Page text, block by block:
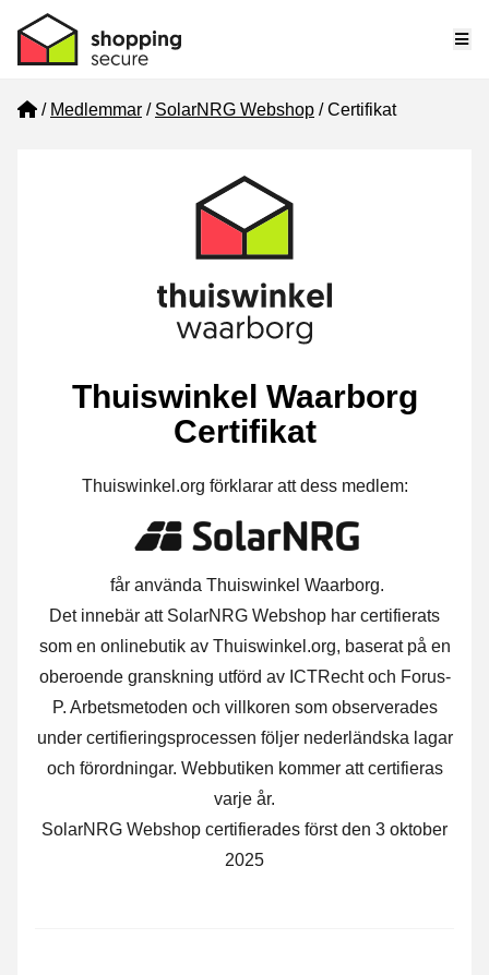
Home
Medlemmar SolarNRG Webshop Certifikat
Thuiswinkel Waarborg
Certifikat
Thuiswinkel.org förklarar att dess medlem:
får använda Thuiswinkel Waarborg.
Det innebär att SolarNRG Webshop har certifierats
som en onlinebutik av Thuiswinkel.org, baserat på en
oberoende granskning utförd av ICTRecht och Forus-
P. Arbetsmetoden och villkoren som observerades
under certifieringsprocessen följer nederländska lagar
och förordningar. Webbutiken kommer att certifieras
varje år.
SolarNRG Webshop certifierades först den 3 oktober
2025